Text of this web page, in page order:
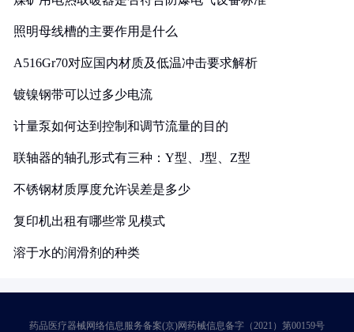
照明母线槽的主要作用是什么
A516Gr70对应国内材质及低温冲击要求解析
镀镍钢带可以过多少电流
计量泵如何达到控制和调节流量的目的
联轴器的轴孔形式有三种：Y型、J型、Z型
不锈钢材质厚度允许误差是多少
复印机出租有哪些常见模式
溶于水的润滑剂的种类
药品医疗器械网络信息服务备案(京)网药械信息备字（2021）第00159号